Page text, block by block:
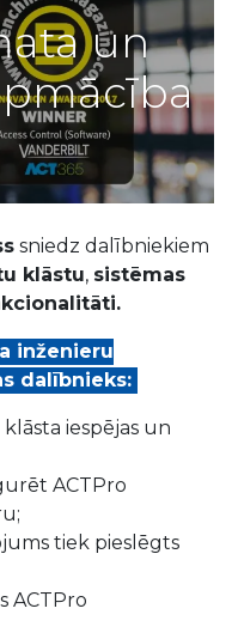
un
sniedz dalībniekiem
klāstu, sistēmas
inženieru
dalībnieks:
iespējas un
ACTPro
tiek pieslēgts
ACTPro